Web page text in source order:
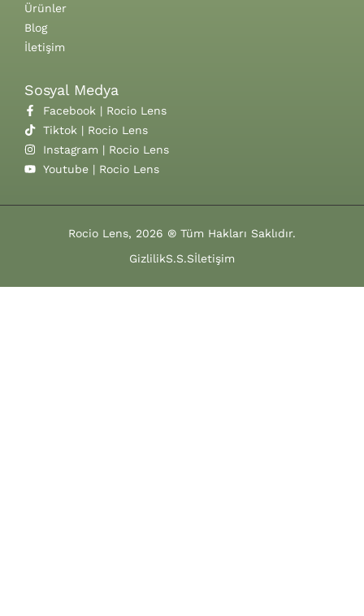
Ürünler
Blog
İletişim
Sosyal Medya
Facebook | Rocio Lens
Tiktok | Rocio Lens
Instagram | Rocio Lens
Youtube | Rocio Lens
Rocio Lens, 2026 ® Tüm Hakları Saklıdır.
GizlilikS.S.Sİletişim